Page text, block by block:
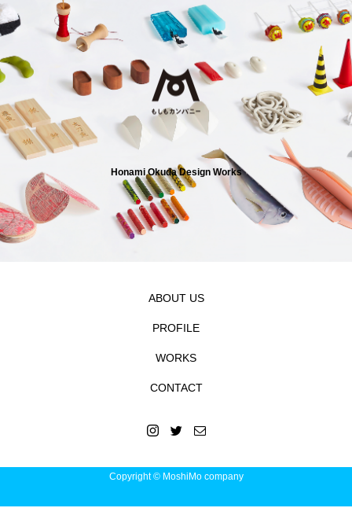
Honami Okuda Design Works
ABOUT US
PROFILE
WORKS
CONTACT
Copyright © MoshiMo company